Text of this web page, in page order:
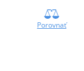
Porovnať